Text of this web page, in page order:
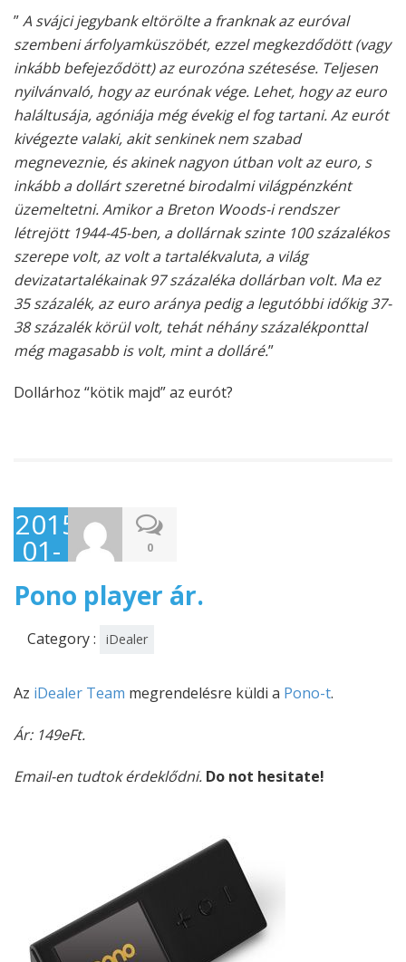
”A svájci jegybank eltörölte a franknak az euróval
szembeni árfolyamküszöbét, ezzel megkezdődött (vagy
inkább befejeződött) az eurozóna szétesése. Teljesen
nyilvánvaló, hogy az eurónak vége. Lehet, hogy az euro
haláltusája, agóniája még évekig el fog tartani. Az eurót
kivégezte valaki, akit senkinek nem szabad
megneveznie, és akinek nagyon útban volt az euro, s
inkább a dollárt szeretné birodalmi világpénzként
üzemeltetni. Amikor a Breton Woods-i rendszer
létrejött 1944-45-ben, a dollárnak szinte 100 százalékos
szerepe volt, az volt a tartalékvaluta, a világ
devizatartalékainak 97 százaléka dollárban volt. Ma ez
35 százalék, az euro aránya pedig a legutóbbi időkig 37-
38 százalék körül volt, tehát néhány százalékponttal
még magasabb is volt, mint a dolláré.”
Dollárhoz “kötik majd” az eurót?
2015-
01-
15
0
Pono player ár.
Category : iDealer
Az iDealer Team megrendelésre küldi a Pono-t.
Ár: 149eFt.
Email-en tudtok érdeklődni. Do not hesitate!